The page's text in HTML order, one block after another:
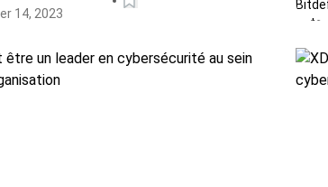
d’analystes
14, 2023